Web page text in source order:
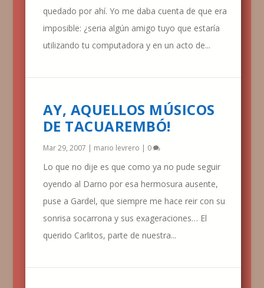
quedado por ahí. Yo me daba cuenta de que era
imposible: ¿seria algún amigo tuyo que estaría
utilizando tu computadora y en un acto de...
AY, AQUELLOS MÚSICOS
DE TACUAREMBÓ!
Mar 29, 2007 | mario levrero | 0
Lo que no dije es que como ya no pude seguir
oyendo al Darno por esa hermosura ausente,
puse a Gardel, que siempre me hace reir con su
sonrisa socarrona y sus exageraciones… El
querido Carlitos, parte de nuestra...